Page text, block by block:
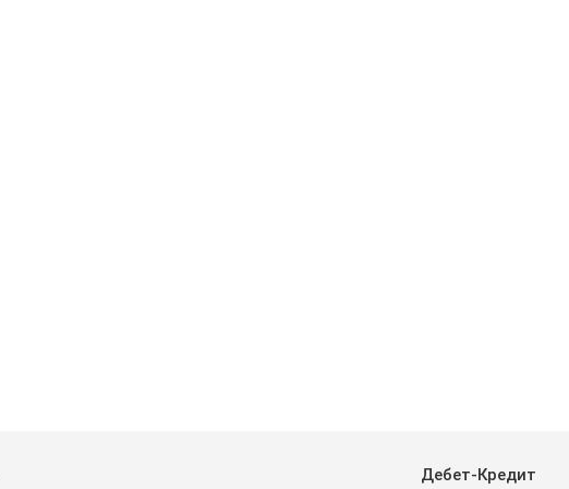
Дебет-Кредит